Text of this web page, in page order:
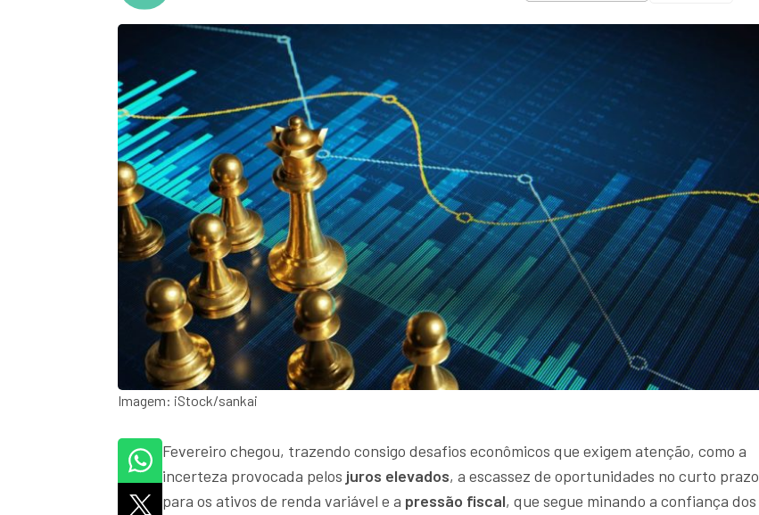
Imagem: iStock/sankai
Fevereiro chegou, trazendo consigo desafios econômicos que exigem atenção, como a
incerteza provocada pelos juros elevados, a escassez de oportunidades no curto prazo
para os ativos de renda variável e a pressão fiscal, que segue minando a confiança dos